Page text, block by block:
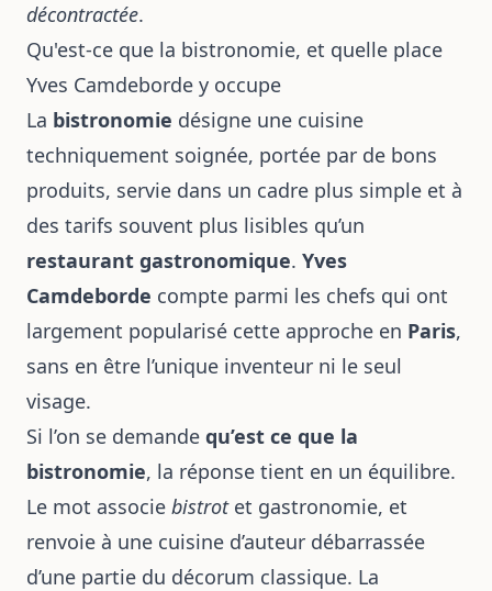
décontractée.
Qu'est-ce que la bistronomie, et quelle place
Yves Camdeborde y occupe
La bistronomie désigne une cuisine
techniquement soignée, portée par de bons
produits, servie dans un cadre plus simple et à
des tarifs souvent plus lisibles qu’un
restaurant gastronomique. Yves
Camdeborde compte parmi les chefs qui ont
largement popularisé cette approche en Paris,
sans en être l’unique inventeur ni le seul
visage.
Si l’on se demande qu’est ce que la
bistronomie, la réponse tient en un équilibre.
Le mot associe bistrotet gastronomie, et
renvoie à une cuisine d’auteur débarrassée
d’une partie du décorum classique. La